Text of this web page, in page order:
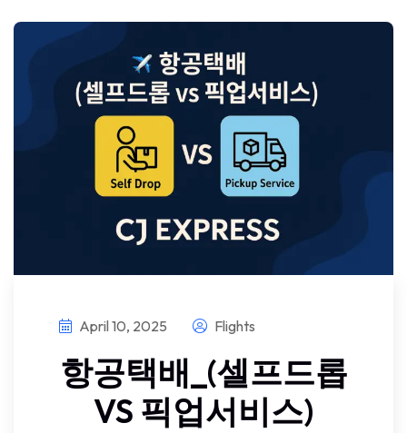
April 10, 2025 Flights
항공택배_(셀프드롭
VS 픽업서비스)